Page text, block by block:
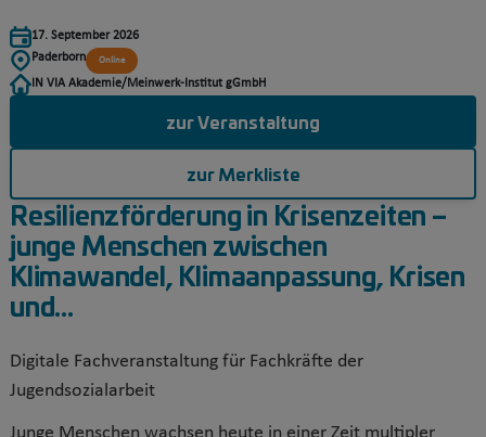
Resilienzförderung in Krisenzeiten –
junge Menschen zwischen
Klimawandel, Klimaanpassung, Krisen
und...
Digitale Fachveranstaltung für Fachkräfte der
Jugendsozialarbeit
17. September 2026
Paderborn
Online
IN VIA Akademie/Meinwerk-Institut gGmbH
zur Veranstaltung
zur Merkliste